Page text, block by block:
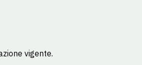
vigente.